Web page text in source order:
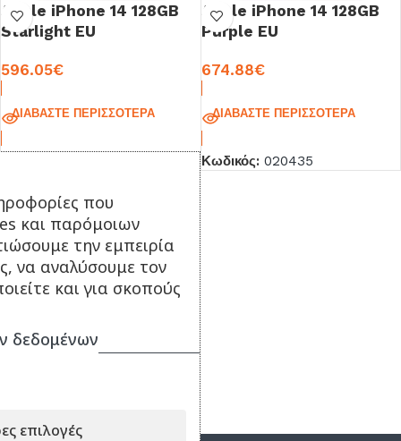
Apple iPhone 14 128GB
Starlight EU
596.05€
ΔΙΑΒΆΣΤΕ ΠΕΡΙΣΣΌΤΕΡΑ
Apple iPhone 14 128GB
Purple EU
674.88€
ΔΙΑΒΆΣΤΕ ΠΕΡΙΣΣΌΤΕΡΑ
Κωδικός: 020435
που
και παρόμοιων
την εμπειρία
να αναλύσουμε τον
και για σκοπούς
δεδομένων
επιλογές